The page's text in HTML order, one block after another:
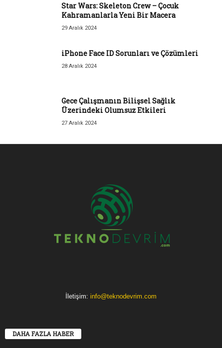
Star Wars: Skeleton Crew – Çocuk
Kahramanlarla Yeni Bir Macera
29 Aralık 2024
iPhone Face ID Sorunları ve Çözümleri
28 Aralık 2024
Gece Çalışmanın Bilişsel Sağlık
Üzerindeki Olumsuz Etkileri
27 Aralık 2024
İletişim: info@teknodevrim.com
DAHA FAZLA HABER